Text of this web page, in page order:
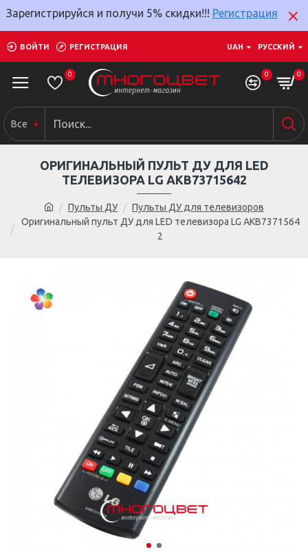
Зарегистрируйся и получи 5% скидки!!! Регистрация
ВОЙТИ РЕГИСТРАЦИЯ UAH РУССКИЙ
0 0 0
Все
Пульты ДУ
Пульты ДУ для телевизоров
Оригинальный пульт ДУ для LED телевизора LG AKB7371564
2
ОРИГИНАЛЬНЫЙ ПУЛЬТ ДУ ДЛЯ LED
ТЕЛЕВИЗОРА LG AKB73715642